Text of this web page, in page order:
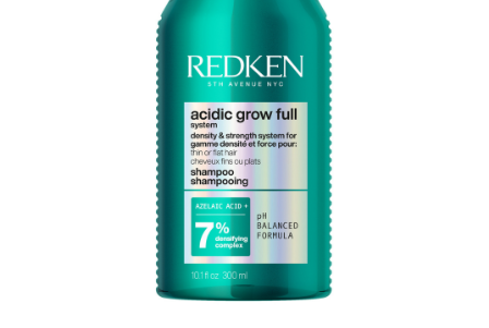
CombiDeals